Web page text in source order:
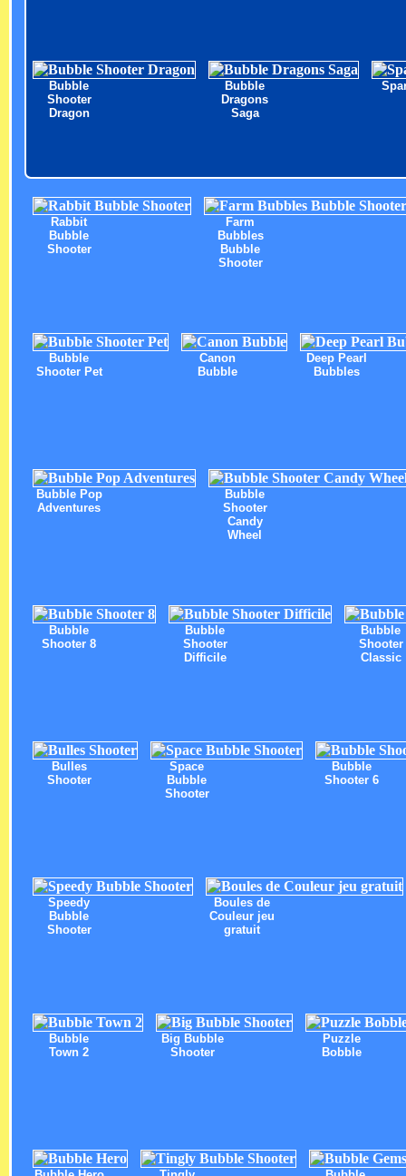
Bubble
Shooter
Dragon
Bubble
Dragons
Saga
Rabbit
Bubble
Shooter
Farm
Bubbles
Bubble
Shooter
Bubble
Shooter Pet
Canon
Bubble
Deep Pearl
Bubbles
Bubble Pop
Adventures
Bubble
Shooter
Candy
Wheel
Bubble
Shooter 8
Bubble
Shooter
Difficile
Bubble
Shooter
Classic
Bulles
Shooter
Space
Bubble
Shooter
Bubble
Shooter 6
Speedy
Bubble
Shooter
Boules de
Couleur jeu
gratuit
Bubble
Town 2
Big Bubble
Shooter
Puzzle
Bobble